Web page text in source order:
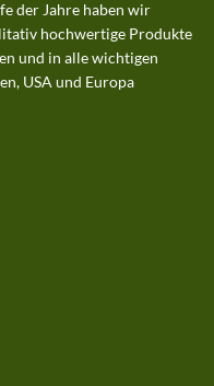
der Jahre haben wir
hochwertige Produkte
und in alle wichtigen
USA und Europa